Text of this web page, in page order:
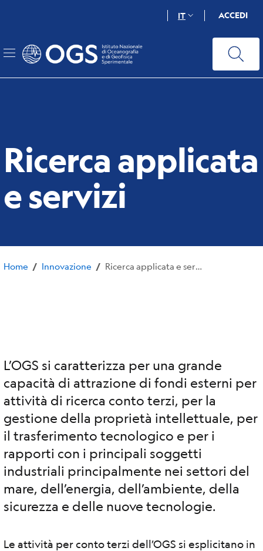
principale
IT ACCEDI
Ricerca applicata
e servizi
Home / Innovazione /
L’OGS si caratterizza per una grande
capacità di attrazione di fondi esterni per
attività di ricerca conto terzi, per la
gestione della proprietà intellettuale, per
il trasferimento tecnologico e per i
rapporti con i principali soggetti
industriali principalmente nei settori del
mare, dell’energia, dell’ambiente, della
sicurezza e delle nuove tecnologie.
Le attività per conto terzi dell’OGS si esplicitano in